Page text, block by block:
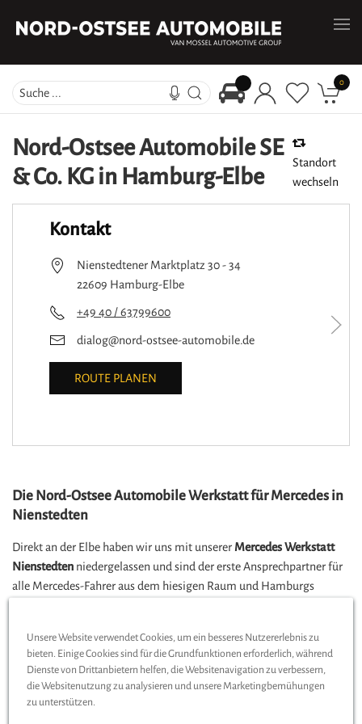
0
Nord-Ostsee Automobile SE
& Co. KG in Hamburg-Elbe
Standort
wechseln
Kontakt
Nienstedtener Marktplatz 30 - 34
22609 Hamburg-Elbe
+49 40 / 63799600
dialog@nord-ostsee-automobile.de
ROUTE PLANEN
Die Nord-Ostsee Automobile Werkstatt für Mercedes in
Nienstedten
Direkt an der Elbe haben wir uns mit unserer Mercedes Werkstatt
Nienstedten niedergelassen und sind der erste Ansprechpartner für
alle Mercedes-Fahrer aus dem hiesigen Raum und Hamburgs
Nord-Ostsee Automobile Hamburg ist es unser Ziel, allen Kunden
mit unserer Fachkompetenz weiterhelfen zu können. In unserer
Mercedes Werkstatt Nienstedtenbekommen Sie umfangreiche
Serviceleistungen geboten. Egal ob Sie ein neues Auto brauchen,
Unsere Website verwendet Cookies, um ein besseres Nutzererlebnis zu
bieten. Einige Cookies sind für die Grundfunktionen erforderlich, während
Dienste von Drittanbietern helfen, die Websitenavigation zu verbessern,
die Websitenutzung zu analysieren und unsere Marketingbemühungen
zu unterstützen.